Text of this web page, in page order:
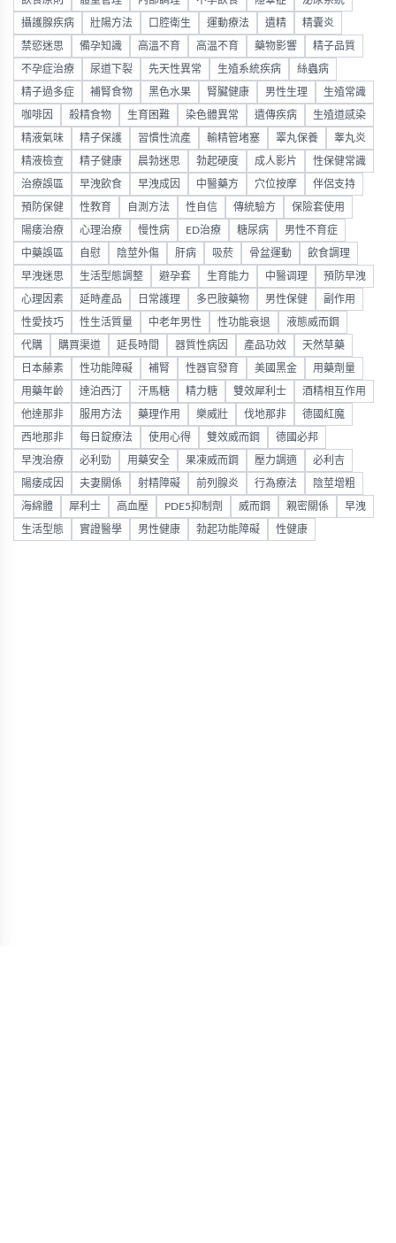
攝護腺疾病 壯陽方法 口腔衛生 運動療法 遺精 精囊炎
禁慾迷思 備孕知識 高溫不育 高温不育 藥物影響 精子品質
不孕症治療 尿道下裂 先天性異常 生殖系統疾病 絲蟲病
精子過多症 補腎食物 黑色水果 腎臟健康 男性生理 生殖常識
咖啡因 殺精食物 生育困難 染色體異常 遺傳疾病 生殖道感染
精液氣味 精子保護 習慣性流產 輸精管堵塞 睪丸保養 睾丸炎
精液檢查 精子健康 晨勃迷思 勃起硬度 成人影片 性保健常識
治療誤區 早洩飲食 早洩成因 中醫藥方 穴位按摩 伴侶支持
預防保健 性教育 自測方法 性自信 傳統驗方 保險套使用
陽痿治療 心理治療 慢性病 ED治療 糖尿病 男性不育症
中藥誤區 自慰 陰莖外傷 肝病 吸菸 骨盆運動 飲食調理
早洩迷思 生活型態調整 避孕套 生育能力 中醫调理 預防早洩
心理因素 延時產品 日常護理 多巴胺藥物 男性保健 副作用
性愛技巧 性生活質量 中老年男性 性功能衰退 液態威而鋼
代購 購買渠道 延長時間 器質性病因 產品功效 天然草藥
日本藤素 性功能障礙 補腎 性器官發育 美國黑金 用藥劑量
用藥年齡 達泊西汀 汗馬糖 精力糖 雙效犀利士 酒精相互作用
他達那非 服用方法 藥理作用 樂威壯 伐地那非 德國紅魔
西地那非 每日錠療法 使用心得 雙效威而鋼 德國必邦
早洩治療 必利勁 用藥安全 果凍威而鋼 壓力調適 必利吉
陽痿成因 夫妻關係 射精障礙 前列腺炎 行為療法 陰莖增粗
海綿體 犀利士 高血壓 PDE5抑制劑 威而鋼 親密關係 早洩
生活型態 實證醫學 男性健康 勃起功能障礙 性健康